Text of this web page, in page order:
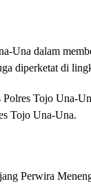
Una dalam
diperketat di
Tojo Una-
Tojo Una-Una.
Perwira